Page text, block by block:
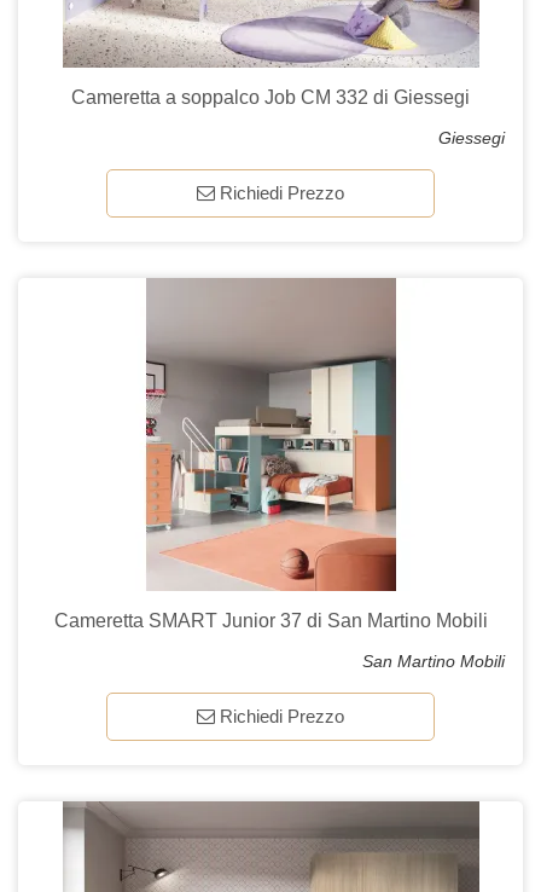
Cameretta a soppalco Job CM 332 di Giessegi
Giessegi
Richiedi Prezzo
Cameretta SMART Junior 37 di San Martino Mobili
San Martino Mobili
Richiedi Prezzo